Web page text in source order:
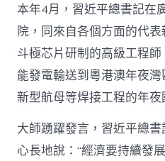
本年4月，習近平總書記在
院，同來自各個方面的代
斗極芯片研制的高級工程
能發電輸送到粵港澳年夜
新型航母等焊接工程的年
大師踴躍發言，習近平總
心長地說：“經濟要持續發